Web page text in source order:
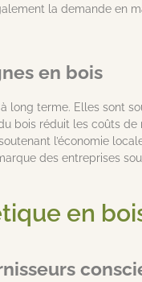
la demande en
en bois
terme. Elles sont
bois réduit les coûts
l’économie
des entreprises
en